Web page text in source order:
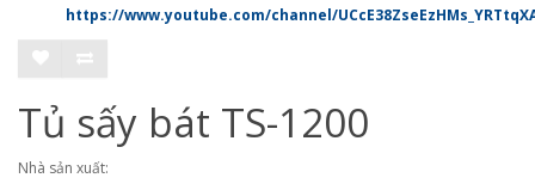
https://www.youtube.com/channel/
Tủ sấy bát TS-1200
Nhà sản xuất: